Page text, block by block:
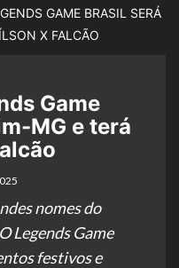
GAME BRASIL SERÁ
X FALCÃO
Game
MG e terá
nomes do
Legends Game
festivos e